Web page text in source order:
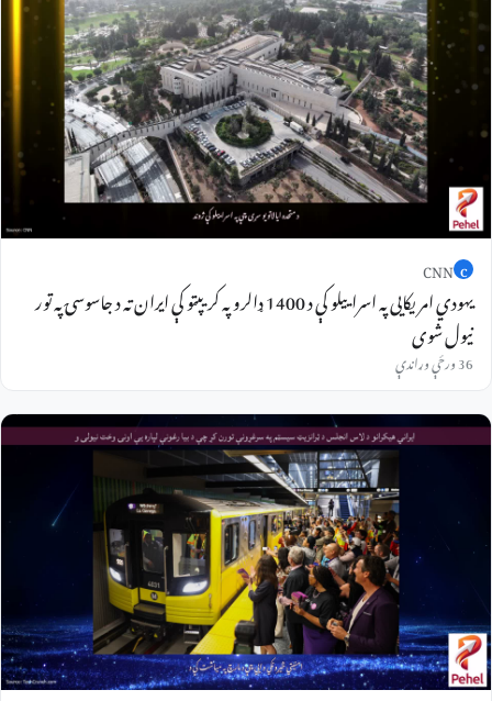
C
CNN
یهودي امریکایی په اسراییلو کې د 1400 ډالرو په کریپټو کې ایران ته د جاسوسۍ په تور
نیول شوی
36 ورځې وړاندې